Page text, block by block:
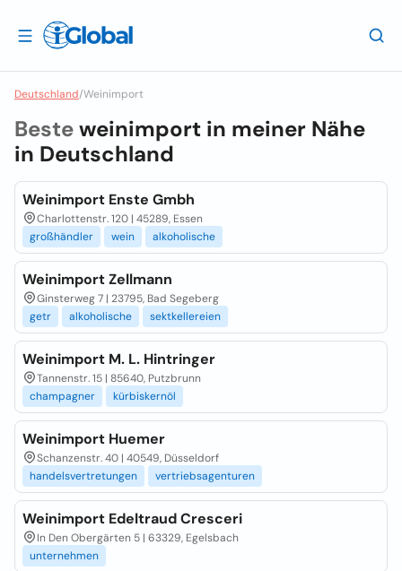
Deutschland/Weinimport
Besteweinimport in meiner Nähe
in Deutschland
Weinimport Enste Gmbh
Charlottenstr. 120 | 45289, Essen
großhändler
wein alkoholische
Weinimport Zellmann
Ginsterweg 7 | 23795, Bad Segeberg
getr
alkoholische sektkellereien
Weinimport M. L. Hintringer
Tannenstr. 15 | 85640, Putzbrunn
champagner
kürbiskernöl
Weinimport Huemer
Schanzenstr. 40 | 40549, Düsseldorf
handelsvertretungen
vertriebsagenturen
Weinimport Edeltraud Cresceri
In Den Obergärten 5 | 63329, Egelsbach
unternehmen